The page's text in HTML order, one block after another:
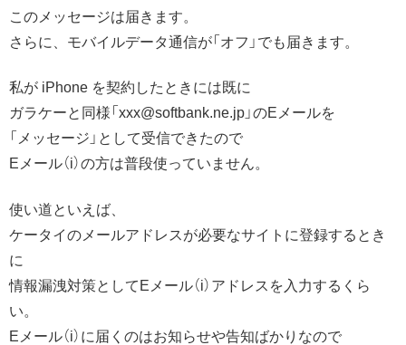
このメッセージは届きます。
さらに、モバイルデータ通信が「オフ」でも届きます。
私が iPhone を契約したときには既に
ガラケーと同様「xxx@softbank.ne.jp」のEメールを
「メッセージ」として受信できたので
Eメール（i）の方は普段使っていません。
使い道といえば、
ケータイのメールアドレスが必要なサイトに登録するとき
に
情報漏洩対策としてEメール（i）アドレスを入力するくら
い。
Eメール（i）に届くのはお知らせや告知ばかりなので